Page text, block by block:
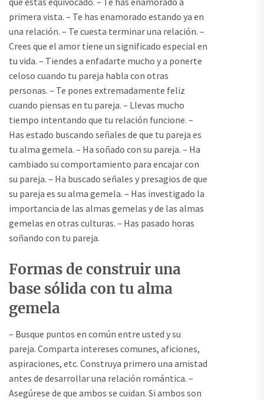
primera vista. – Te has enamorado estando ya en
una relación. – Te cuesta terminar una relación. –
Crees que el amor tiene un significado especial en
tu vida. – Tiendes a enfadarte mucho y a ponerte
celoso cuando tu pareja habla con otras
personas. – Te pones extremadamente feliz
cuando piensas en tu pareja. – Llevas mucho
tiempo intentando que tu relación funcione. –
Has estado buscando señales de que tu pareja es
tu alma gemela. – Ha soñado con su pareja. – Ha
cambiado su comportamiento para encajar con
su pareja. – Ha buscado señales y presagios de que
su pareja es su alma gemela. – Has investigado la
importancia de las almas gemelas y de las almas
gemelas en otras culturas. – Has pasado horas
soñando con tu pareja.
Formas de construir una
base sólida con tu alma
gemela
– Busque puntos en común entre usted y su
pareja. Comparta intereses comunes, aficiones,
aspiraciones, etc. Construya primero una amistad
antes de desarrollar una relación romántica. –
Asegúrese de que ambos se cuidan. Si ambos son